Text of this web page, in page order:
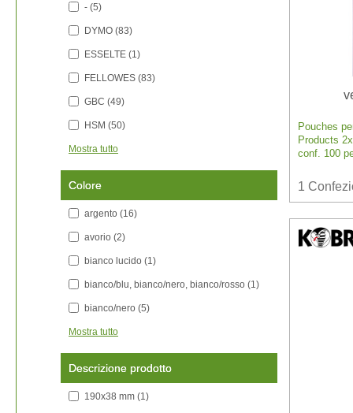
- (5)
DYMO (83)
ESSELTE (1)
FELLOWES (83)
GBC (49)
HSM (50)
Mostra tutto
Colore
argento (16)
avorio (2)
bianco lucido (1)
bianco/blu, bianco/nero, bianco/rosso (1)
bianco/nero (5)
Mostra tutto
Descrizione prodotto
190x38 mm (1)
Pouches
Products
conf. 100
1